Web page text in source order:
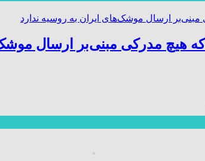
هیچ مدرکی مبنی‌بر ارسال